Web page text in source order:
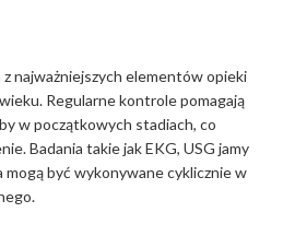
najważniejszych elementów opieki
Regularne kontrole pomagają
w początkowych stadiach, co
Badania takie jak EKG, USG jamy
mogą być wykonywane cyklicznie w